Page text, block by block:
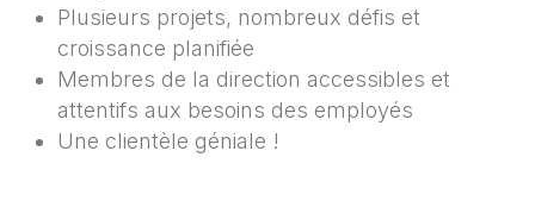
Plusieurs projets, nombreux défis et
croissance planifiée
Membres de la direction accessibles et
attentifs aux besoins des employés
Une clientèle géniale !